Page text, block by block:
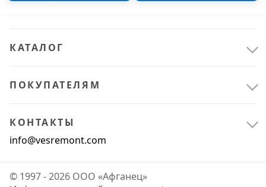
КАТАЛОГ
ПОКУПАТЕЛЯМ
КОНТАКТЫ
info@vesremont.com
© 1997 - 2026 ООО «Афганец»